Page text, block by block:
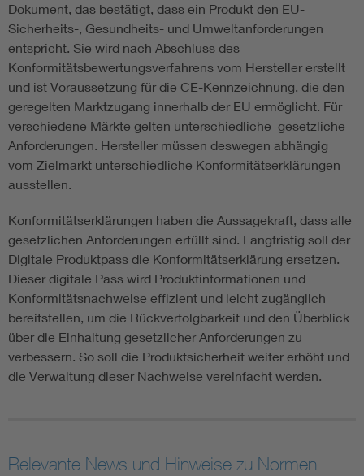
Dokument, das bestätigt, dass ein Produkt den EU-
Sicherheits-, Gesundheits- und Umweltanforderungen
entspricht. Sie wird nach Abschluss des
Konformitätsbewertungsverfahrens vom Hersteller erstellt
und ist Voraussetzung für die CE-Kennzeichnung, die den
geregelten Marktzugang innerhalb der EU ermöglicht. Für
verschiedene Märkte gelten unterschiedliche gesetzliche
Anforderungen. Hersteller müssen deswegen abhängig
vom Zielmarkt unterschiedliche Konformitätserklärungen
ausstellen.
Konformitätserklärungen haben die Aussagekraft, dass alle
gesetzlichen Anforderungen erfüllt sind. Langfristig soll der
Digitale Produktpass die Konformitätserklärung ersetzen.
Dieser digitale Pass wird Produktinformationen und
Konformitätsnachweise effizient und leicht zugänglich
bereitstellen, um die Rückverfolgbarkeit und den Überblick
über die Einhaltung gesetzlicher Anforderungen zu
verbessern. So soll die Produktsicherheit weiter erhöht und
die Verwaltung dieser Nachweise vereinfacht werden.
Relevante News und Hinweise zu Normen